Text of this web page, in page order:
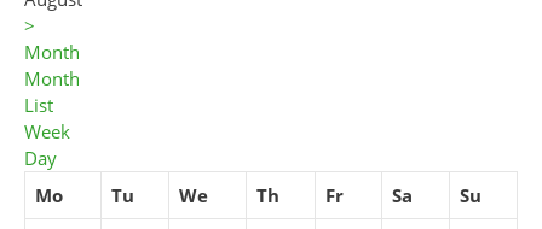
>
Month
Month
List
Week
Day
Mo
Tu We Th Fr Sa
Su